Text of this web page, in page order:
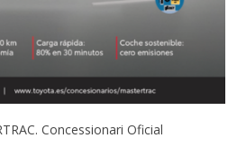
Concessionari Oficial